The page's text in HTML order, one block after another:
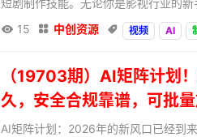
短剧制作技能。无论你是影视行业的
 15  中创资源  视频 AI
（19703期）AI矩阵计
久，安全合规靠谱，可批
AI矩阵计划：2026年的新风口已经到